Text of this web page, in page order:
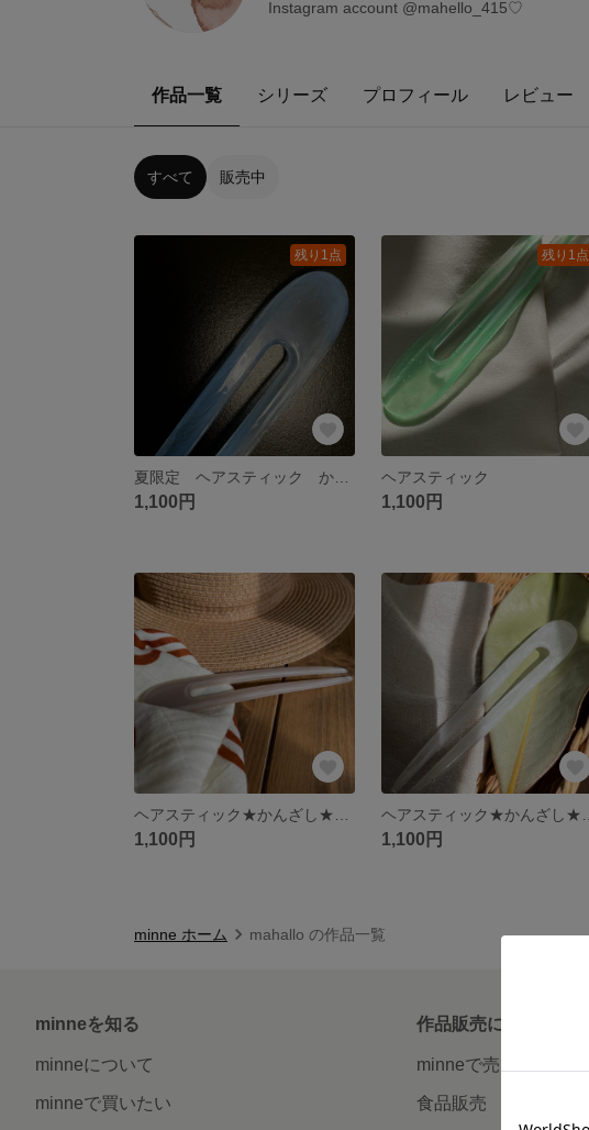
Instagram account @mahello_415♡
作品一覧 シリーズ プロフィール レビュー
すべて 販売中
残り1点
1,100円
残り1点
ヘアスティック
1,100円
1,100円 1,100円
minne ホーム mahallo の作品一覧
minneを知る
minneについて
minneで買いたい
作品販売について
minneで売りたい
食品販売